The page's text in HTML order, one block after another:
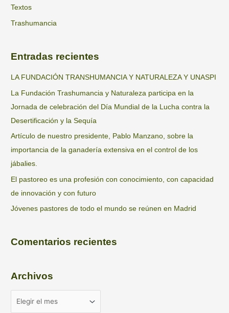
Textos
Trashumancia
Entradas recientes
LA FUNDACIÓN TRANSHUMANCIA Y NATURALEZA Y UNASPI
La Fundación Trashumancia y Naturaleza participa en la
Jornada de celebración del Día Mundial de la Lucha contra la
Desertificación y la Sequía
Artículo de nuestro presidente, Pablo Manzano, sobre la
importancia de la ganadería extensiva en el control de los
jábalies.
El pastoreo es una profesión con conocimiento, con capacidad
de innovación y con futuro
Jóvenes pastores de todo el mundo se reúnen en Madrid
Comentarios recientes
Archivos